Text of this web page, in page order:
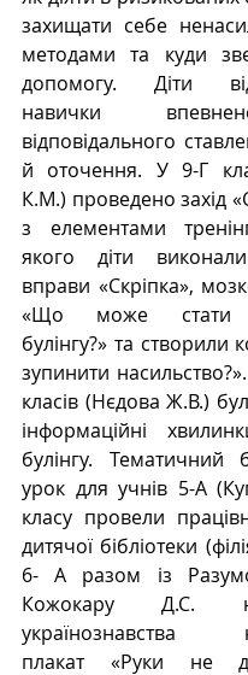
захищати себе
методами та куди
допомогу. Діти
навички
відповідального
й оточення. У 9-Г
К.М.) проведено захід
з елементами
якого діти
вправи «Скріпка»,
«Що може стати
булінгу?» та створили
зупинити
класів (Нєдова Ж.В.)
інформаційні
булінгу. Тематичний
урок для учнів 5-А
класу провели
дитячої бібліотеки
6- А разом із
Кожокару Д.С.
українознавства